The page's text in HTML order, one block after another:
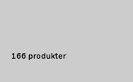
utveckla och producera
Från Belid kommer flera
och Picasso. Vi erbjuder ett
vägglampor, men även
166 produkter